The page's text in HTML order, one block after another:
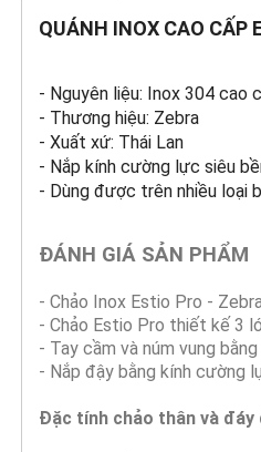
QUÁNH INOX CAO CẤP
- Nguyên liệu: Inox 304 cao
- Thương hiệu: Zebra
- Xuất xứ: Thái Lan
- Nắp kính cường lực siêu
- Dùng được trên nhiều loại
ĐÁNH GIÁ SẢN PHẨM
- Chảo Inox Estio Pro -
- Chảo Estio Pro thiết kế 3
- Tay cầm và núm vung
- Nắp đậy bằng kính cường
Đặc tính chảo thân và đáy